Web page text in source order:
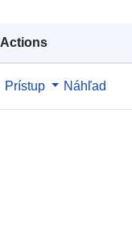
Actions
Prístup Náhľad
25 April 2026
Súradnice: [ [ 9.4263193,
49.6277048 ], [ 9.4300706,